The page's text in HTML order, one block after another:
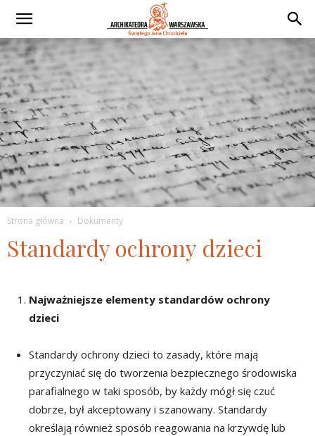
Strona główna Dokumenty
Standardy ochrony dzieci
Najważniejsze elementy standardów ochrony
dzieci
Standardy ochrony dzieci to zasady, które mają
przyczyniać się do tworzenia bezpiecznego środowiska
parafialnego w taki sposób, by każdy mógł się czuć
dobrze, był akceptowany i szanowany. Standardy
określają również sposób reagowania na krzywdę lub